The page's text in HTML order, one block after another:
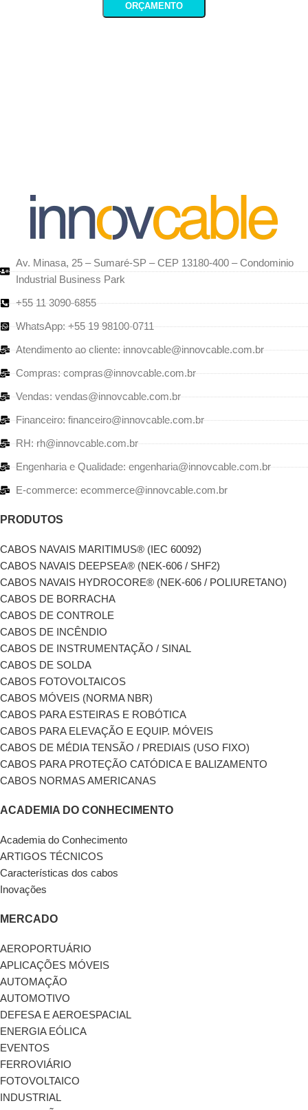
ORÇAMENTO
Av. Minasa, 25 – Sumaré-SP – CEP 13180-400 – Condominio
Industrial Business Park
+55 11 3090-6855
WhatsApp: +55 19 98100-0711
Atendimento ao cliente: innovcable@innovcable.com.br
Compras: compras@innovcable.com.br
Vendas: vendas@innovcable.com.br
Financeiro: financeiro@innovcable.com.br
RH: rh@innovcable.com.br
Engenharia e Qualidade: engenharia@innovcable.com.br
E-commerce: ecommerce@innovcable.com.br
PRODUTOS
CABOS NAVAIS MARITIMUS® (IEC 60092)
CABOS NAVAIS DEEPSEA® (NEK-606 / SHF2)
CABOS NAVAIS HYDROCORE® (NEK-606 / POLIURETANO)
CABOS DE BORRACHA
CABOS DE CONTROLE
CABOS DE INCÊNDIO
CABOS DE INSTRUMENTAÇÃO / SINAL
CABOS DE SOLDA
CABOS FOTOVOLTAICOS
CABOS MÓVEIS (NORMA NBR)
CABOS PARA ESTEIRAS E ROBÓTICA
CABOS PARA ELEVAÇÃO E EQUIP. MÓVEIS
CABOS DE MÉDIA TENSÃO / PREDIAIS (USO FIXO)
CABOS PARA PROTEÇÃO CATÓDICA E BALIZAMENTO
CABOS NORMAS AMERICANAS
ACADEMIA DO CONHECIMENTO
Academia do Conhecimento
ARTIGOS TÉCNICOS
Características dos cabos
Inovações
MERCADO
AEROPORTUÁRIO
APLICAÇÕES MÓVEIS
AUTOMAÇÃO
AUTOMOTIVO
DEFESA E AEROESPACIAL
ENERGIA EÓLICA
EVENTOS
FERROVIÁRIO
FOTOVOLTAICO
INDUSTRIAL